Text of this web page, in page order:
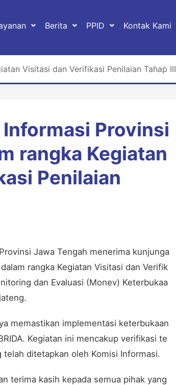
Berita PPID Kontak Kami
Visitasi dan Verifikasi Penilaian Tahap III
Provinsi
rangka Kegiatan
Penilaian
Jawa Tengah menerima kunjunga
rangka Kegiatan Visitasi dan Verifik
dan Evaluasi (Monev) Keterbukaa
memastikan implementasi keterbukaan
Kegiatan ini mencakup verifikasi te
ditetapkan oleh Komisi Informasi.
terima kasih kepada semua pihak yang